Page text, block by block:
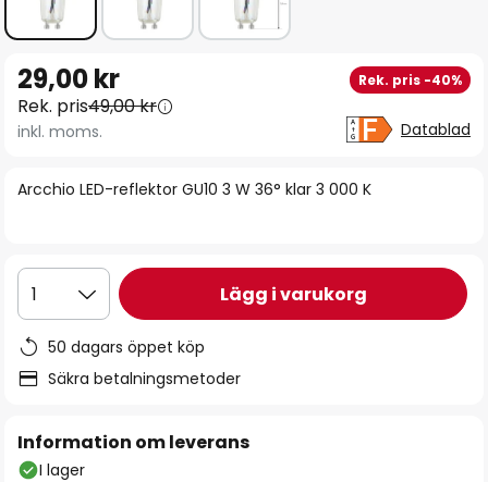
till
början
av
Arcchio LED-reflektor GU10 3 W 36° klar 3 000 K
29,00 kr Rek. pris -40%
Rek. pris49,00 kr
inkl. moms. Datablad
1 Lägg i varukorg
50 dagars öppet köp
Säkra betalningsmetoder
Information om leverans
I lager